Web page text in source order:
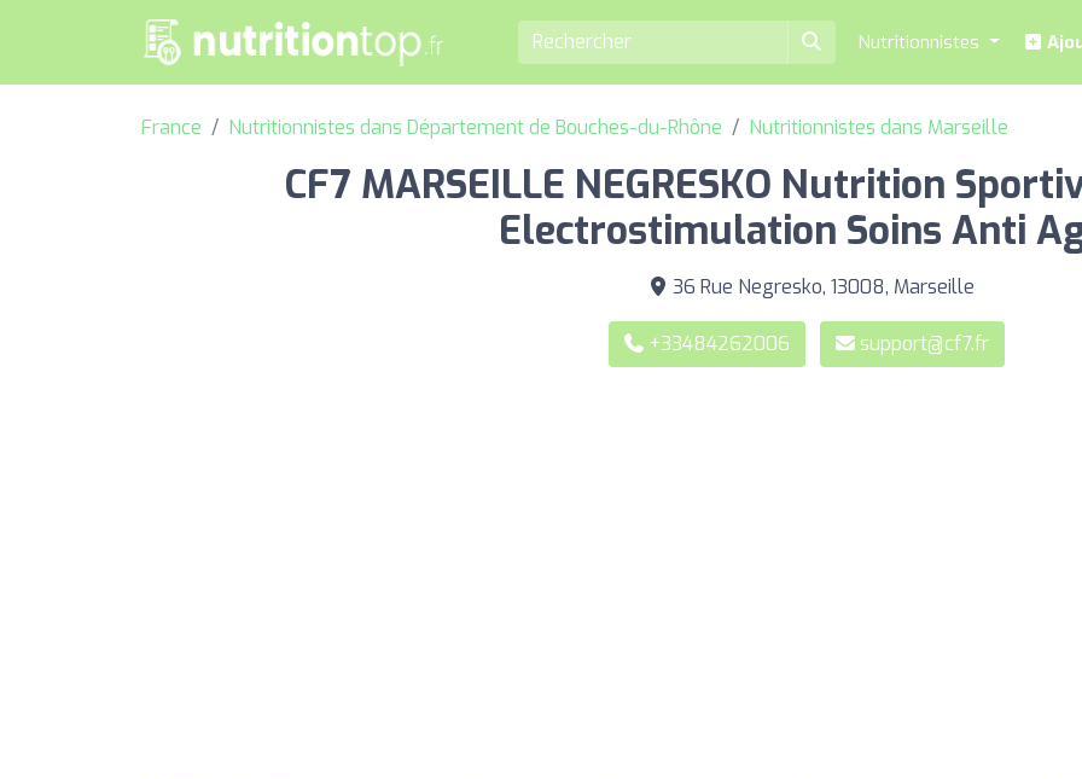
Nutritionnistes
France Nutritionnistes dans Département de Bouches-du-Rhône Nutritionnistes dans Marseille
CF7 MARSEILLE NEGRESKO Nutrition
Electrostimulation Soins Anti
36 Rue Negresko, 13008, Marseille
+33484262006 support@cf7.fr